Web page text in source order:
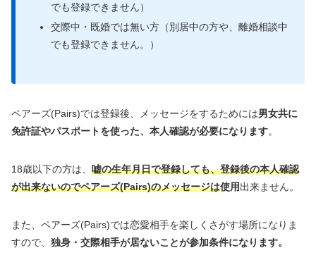
でも登録できません）
交際中・既婚では無い方（別居中の方や、離婚相談中
でも登録できません。）
ペアーズ(Pairs)では登録後、メッセージをするためには男女共に
免許証やパスポートを使った、本人確認が必要になります。
18歳以下の方は、 嘘の生年月日で登録しても、登録後の本人確認
が出来ないのでペアーズ(Pairs)のメッセージは使用出来ません。
また、ペアーズ(Pairs)では恋愛相手を楽しくさがす場所になりま
すので、 独身・交際相手が居ないことが参加条件になります。